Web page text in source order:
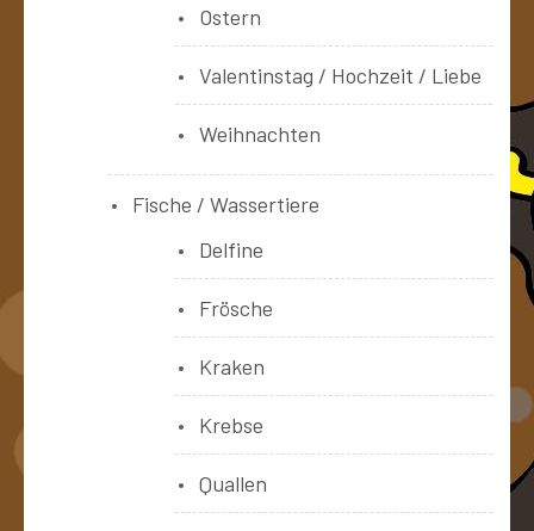
Ostern
Valentinstag / Hochzeit / Liebe
Weihnachten
Fische / Wassertiere
Delfine
Frösche
Kraken
Krebse
Quallen